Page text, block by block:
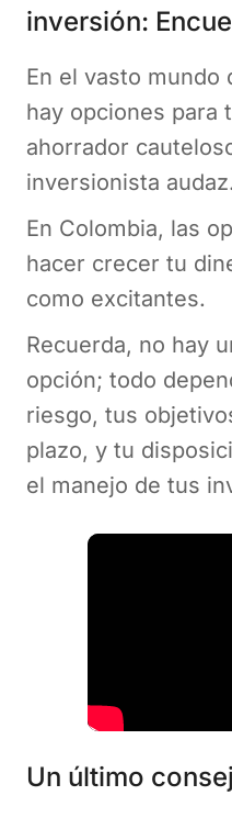
inversión:
En el vasto mundo
hay opciones para
ahorrador
inversionista audaz.
En Colombia, las
hacer crecer tu
como excitantes.
Recuerda, no hay
opción; todo
riesgo, tus
plazo, y tu
el manejo de tus
Un último